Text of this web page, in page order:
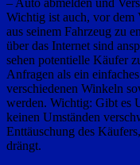
– Auto abmelden und
Wichtig ist auch, vor dem
aus seinem Fahrzeug zu
über das Internet sind
sehen potentielle Käufer
Anfragen als ein
verschiedenen Winkeln
werden. Wichtig: Gibt es
keinen Umständen
Enttäuschung des
drängt.